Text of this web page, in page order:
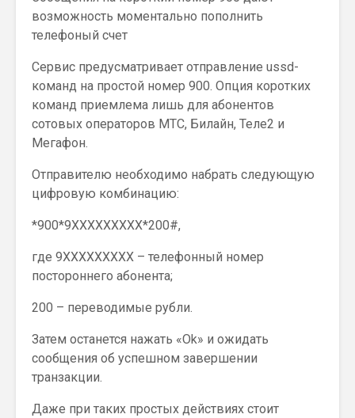
возможность моментально пополнить
телефоный счет
Сервис предусматривает отправление ussd-
команд на простой номер 900. Опция коротких
команд приемлема лишь для абонентов
сотовых операторов МТС, Билайн, Теле2 и
Мегафон.
Отправителю необходимо набрать следующую
цифровую комбинацию:
*900*9ХХХХХХХХХ*200#,
где 9ХХХХХХХХХ – телефонный номер
постороннего абонента;
200 – переводимые рубли.
Затем останется нажать «Ok» и ожидать
сообщения об успешном завершении
транзакции.
Даже при таких простых действиях стоит